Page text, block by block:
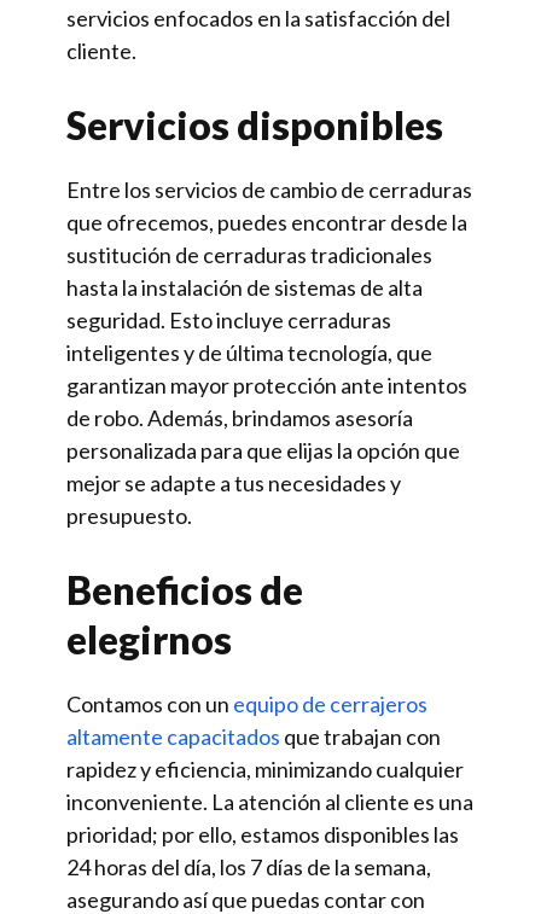
servicios enfocados en la satisfacción del
cliente.
Servicios disponibles
Entre los servicios de cambio de cerraduras
que ofrecemos, puedes encontrar desde la
sustitución de cerraduras tradicionales
hasta la instalación de sistemas de alta
seguridad. Esto incluye cerraduras
inteligentes y de última tecnología, que
garantizan mayor protección ante intentos
de robo. Además, brindamos asesoría
personalizada para que elijas la opción que
mejor se adapte a tus necesidades y
presupuesto.
Beneficios de
elegirnos
Contamos con un equipo de cerrajeros
altamente capacitados que trabajan con
rapidez y eficiencia, minimizando cualquier
inconveniente. La atención al cliente es una
prioridad; por ello, estamos disponibles las
24 horas del día, los 7 días de la semana,
asegurando así que puedas contar con